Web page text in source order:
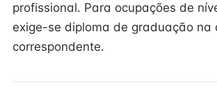
profissional. Para ocupações de
exige-se diploma de graduação na
correspondente.